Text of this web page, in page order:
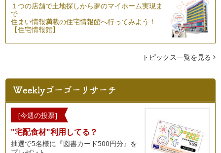
もしも離婚となった時に子どもにかかる負担はどのくらいある
のでしょうか。今回は名字が変わるこ…
もしも離婚が頭によぎったら!?～離婚が及ぼす子どもへの負担
①「居住エリア・所属の変化がもたらすダメージ」
もしも離婚となった時に子ども自身が受ける負担はどのくらい
ンスについて
夫婦の3組に1組が離婚という選択をする現代。結婚してから
の夫婦生活、子どもの誕生、そして成…
１つの店舗で土地探しから夢のマイホーム実現ま
で
住まい情報満載の住宅情報館へ行ってみよう！
【住宅情報館】
トピックス一覧を見る
[今週の投票]
"宅配食材"利用してる？
抽選で5名様に『図書カード500円分』を